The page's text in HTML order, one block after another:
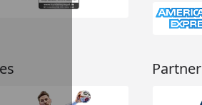
Partner